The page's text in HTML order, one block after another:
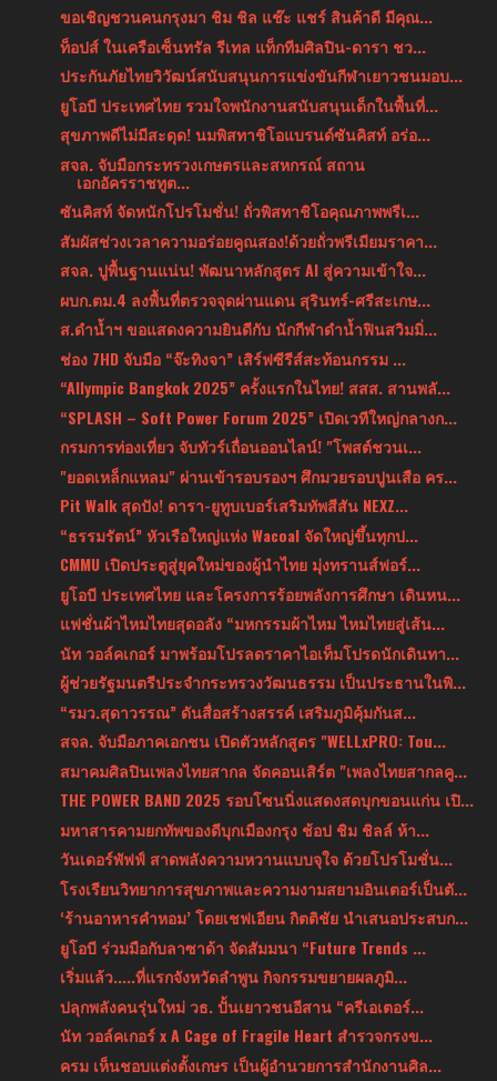
ขอเชิญชวนคนกรุงมา ชิม ชิล แช๊ะ แชร์ สินค้าดี มีคุณ...
ท็อปส์ ในเครือเซ็นทรัล รีเทล แท็กทีมศิลปิน-ดารา ชว...
ประกันภัยไทยวิวัฒน์สนับสนุนการแข่งขันกีฬาเยาวชนมอบ...
ยูโอบี ประเทศไทย รวมใจพนักงานสนับสนุนเด็กในพื้นที่...
สุขภาพดีไม่มีสะดุด! นมพิสทาชิโอแบรนด์ซันคิสท์ อร่อ...
สจล. จับมือกระทรวงเกษตรและสหกรณ์ สถาน
เอกอัครราชทูต...
ซันคิสท์ จัดหนักโปรโมชั่น! ถั่วพิสทาชิโอคุณภาพพรีเ...
สัมผัสช่วงเวลาความอร่อยคูณสอง!ด้วยถั่วพรีเมียมราคา...
สจล. ปูพื้นฐานแน่น! พัฒนาหลักสูตร AI สู่ความเข้าใจ...
ผบก.ตม.4 ลงพื้นที่ตรวจจุดผ่านแดน สุรินทร์-ศรีสะเกษ...
ส.ดำน้ำฯ ขอแสดงความยินดีกับ นักกีฬาดำน้ำฟินสวิมมิ่...
ช่อง 7HD จับมือ “จ๊ะทิงจา” เสิร์ฟซีรีส์สะท้อนกรรม ...
“Allympic Bangkok 2025” ครั้งแรกในไทย! สสส. สานพลั...
“SPLASH – Soft Power Forum 2025” เปิดเวทีใหญ่กลางก...
กรมการท่องเที่ยว จับทัวร์เถื่อนออนไลน์! "โพสต์ชวนเ...
"ยอดเหล็กแหลม" ผ่านเข้ารอบรองฯ ศึกมวยรอบปูนเสือ คร...
Pit Walk สุดปัง! ดารา-ยูทูบเบอร์เสริมทัพสีสัน NEXZ...
“ธรรมรัตน์” หัวเรือใหญ่แห่ง Wacoal จัดใหญ่ขึ้นทุกป...
CMMU เปิดประตูสู่ยุคใหม่ของผู้นำไทย มุ่งทรานส์ฟอร์...
ยูโอบี ประเทศไทย และโครงการร้อยพลังการศึกษา เดินหน...
แฟชั่นผ้าไหมไทยสุดอลัง “มหกรรมผ้าไหม ไหมไทยสู่เส้น...
นัท วอล์คเกอร์ มาพร้อมโปรลดราคาไอเท็มโปรดนักเดินทา...
ผู้ช่วยรัฐมนตรีประจำกระทรวงวัฒนธรรม เป็นประธานในพิ...
“รมว.สุดาวรรณ” ดันสื่อสร้างสรรค์ เสริมภูมิคุ้มกันส...
สจล. จับมือภาคเอกชน เปิดตัวหลักสูตร "WELLxPRO: Tou...
สมาคมศิลปินเพลงไทยสากล จัดคอนเสิร์ต "เพลงไทยสากลคู...
THE POWER BAND 2025 รอบโซนนิ่งแสดงสดบุกขอนแก่น เปิ...
มหาสารคามยกทัพของดีบุกเมืองกรุง ช้อป ชิม ชิลล์ ห้า...
วันเดอร์พัฟฟ์ สาดพลังความหวานแบบจุใจ ด้วยโปรโมชั่น...
โรงเรียนวิทยาการสุขภาพและความงามสยามอินเตอร์เป็นตั...
‘ร้านอาหารคำหอม’ โดยเชฟเอียน กิตติชัย นำเสนอประสบก...
ยูโอบี ร่วมมือกับลาซาด้า จัดสัมมนา “Future Trends ...
เริ่มแล้ว.....ที่แรกจังหวัดลำพูน กิจกรรมขยายผลภูมิ...
ปลุกพลังคนรุ่นใหม่ วธ. ปั้นเยาวชนอีสาน “ครีเอเตอร์...
นัท วอล์คเกอร์ x A Cage of Fragile Heart สำรวจกรงข...
ครม เห็นชอบแต่งตั้งเกษร เป็นผู้อำนวยการสำนักงานศิล...